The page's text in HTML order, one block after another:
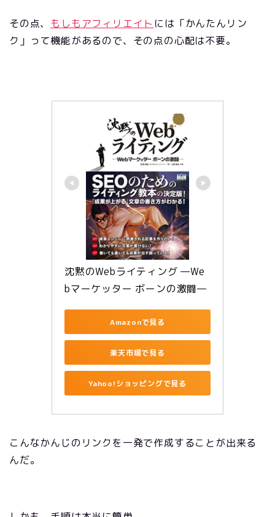
その点、 もしもアフィリエイト には「かんたんリン
ク」って機能があるので、その点の心配は不要。
沈黙のWebライティング —We
bマーケッター ボーンの激闘—
Amazonで見る
楽天市場で見る
Yahoo!ショッピングで見る
こんなかんじのリンクを一発で作成することが出来る
んだ。